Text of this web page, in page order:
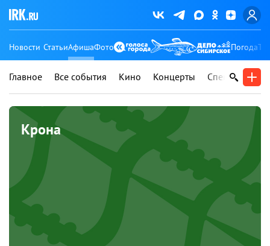
Новости СтатьиАфишаФото Погода
Главное Все события Кино Концерты Спектакли
Крона